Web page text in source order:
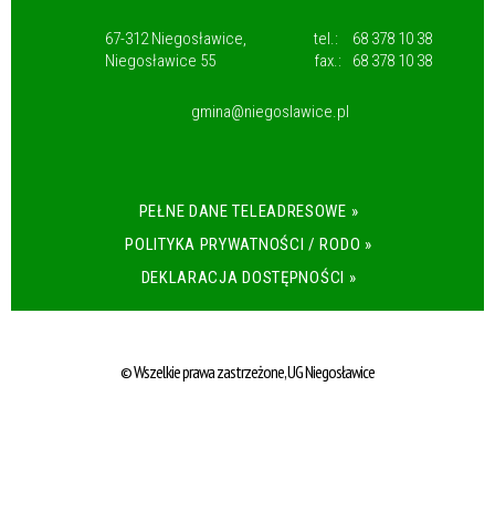
67-312 Niegosławice,
Niegosławice 55
tel.:
68 378 10 38
fax.:
68 378 10 38
gmina@niegoslawice.pl
PEŁNE DANE TELEADRESOWE »
POLITYKA PRYWATNOŚCI / RODO »
DEKLARACJA DOSTĘPNOŚCI »
© Wszelkie prawa zastrzeżone, UG Niegosławice